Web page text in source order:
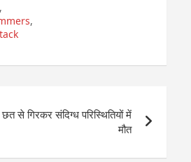
,
,
से गिरकर संदिग्ध परिस्थितियों में
मौत